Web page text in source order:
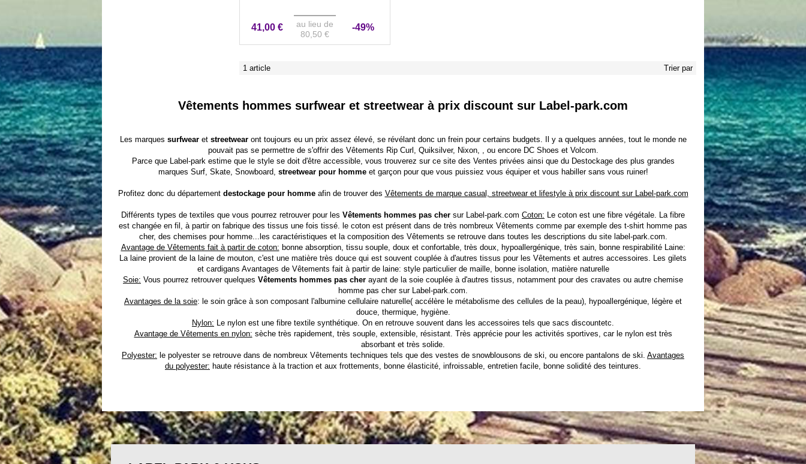
41,00 €
au lieu de
80,50 €
-49%
1 article Trier par
Vêtements hommes surfwear et streetwear à prix discount sur Label-park.com
Les marques surfwearet streetwearont toujours eu un prix assez élevé, se révélant donc un frein pour certains budgets. Il y a quelques années, tout le monde ne
pouvait pas se permettre de s'offrir des Vêtements Rip Curl Quiksilver, Nixon, , ou encore DC Shoes et Volcom
Parce que Label-park estime que le style se doit d'être accessible, vous trouverez sur ce site des Ventes privées ainsi que du Destockage des plus grandes
marques Surf, Skate, Snowboard, streetwear pour hommeet garçon pour que vous puissiez vous équiper et vous habiller sans vous ruiner!
Profitez donc du département destockage pour hommeafin de trouver des Vêtements de marque casual, streetwear et lifestyle à prix discount sur Label-park.com
Différents types de textiles que vous pourrez retrouver pour les Vêtements hommes pas cher sur Label-park.com Coton: Le coton est une fibre végétale. La fibre
est changée en fil, à partir on fabrique des tissus une fois tissé. le coton est présent dans de très nombreux Vêtements comme par exemple des t-shirt homme pas
cher, des chemises pour homme...les caractéristiques et la composition des Vêtements se retrouve dans toutes les descriptions du site label-park.com.
Avantage de Vêtements fait à partir de coton: bonne absorption, tissu souple, doux et confortable, très doux, hypoallergénique, très sain, bonne respirabilité Laine:
La laine provient de la laine de mouton, c'est une matière très douce qui est souvent couplée à d'autres tissus pour les Vêtements et autres accessoires. Les gilets
et cardigans Avantages de Vêtements fait à partir de laine: style particulier de maille, bonne isolation, matière naturelle
Soie: Vous pourrez retrouver quelques Vêtements hommes pas cher ayant de la soie couplée à d'autres tissus, notamment pour des cravates ou autre chemise
homme pas cher sur Label-park.com.
Avantages de la soie: le soin grâce à son composant l'albumine cellulaire naturelle( accélère le métabolisme des cellules de la peau), hypoallergénique, légère et
douce, thermique, hygiène.
Nylon: Le nylon est une fibre textile synthétique. On en retrouve souvent dans les accessoires tels que sacs discountetc.
Avantage de Vêtements en nylon: sèche très rapidement, très souple, extensible, résistant. Très apprécie pour les activités sportives, car le nylon est très
absorbant et très solide.
Polyester: le polyester se retrouve dans de nombreux Vêtements techniques tels que des vestes de snowblousons de ski, ou encore pantalons de ski. Avantages
du polyester: haute résistance à la traction et aux frottements, bonne élasticité, infroissable, entretien facile, bonne solidité des teintures.